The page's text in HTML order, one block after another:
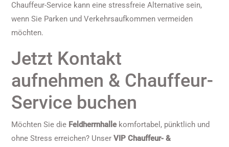
Chauffeur-Service kann eine stressfreie Alternative sein,
wenn Sie Parken und Verkehrsaufkommen vermeiden
möchten.
Jetzt Kontakt
aufnehmen & Chauffeur-
Service buchen
Möchten Sie die Feldherrnhallekomfortabel, pünktlich und
ohne Stress erreichen? Unser VIP Chauffeur- &